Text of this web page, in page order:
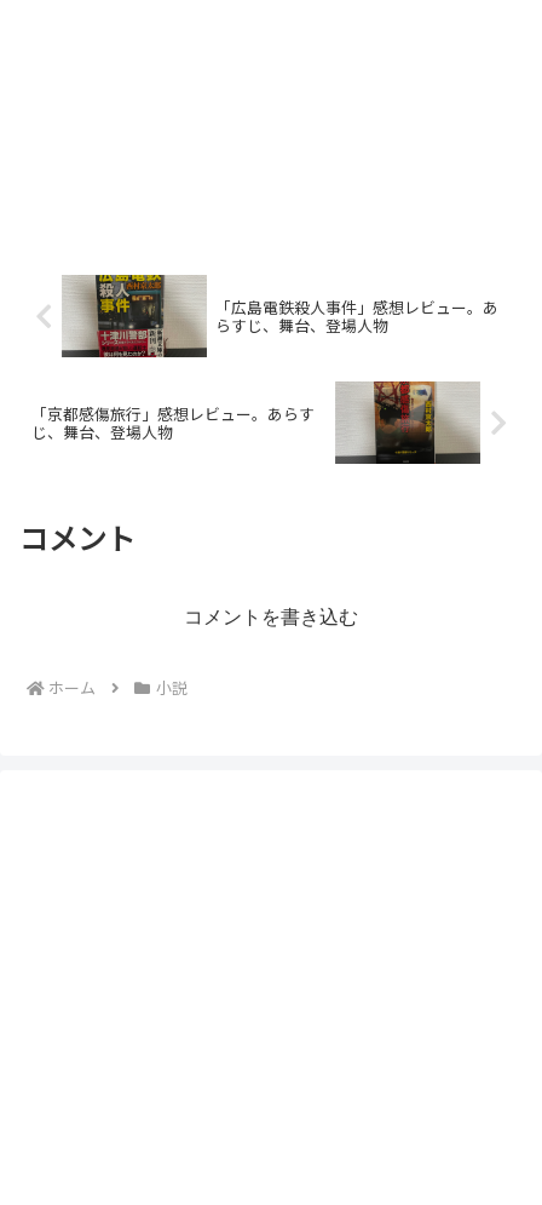
「広島電鉄殺人事件」感想レビュー。あ
らすじ、舞台、登場人物
「京都感傷旅行」感想レビュー。あらす
じ、舞台、登場人物
コメント
コメントを書き込む
ホーム 小説